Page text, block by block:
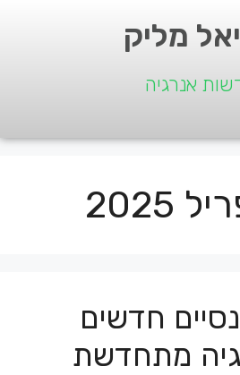
מליק
אנרגיה
2025
חדשים
מתחדשת